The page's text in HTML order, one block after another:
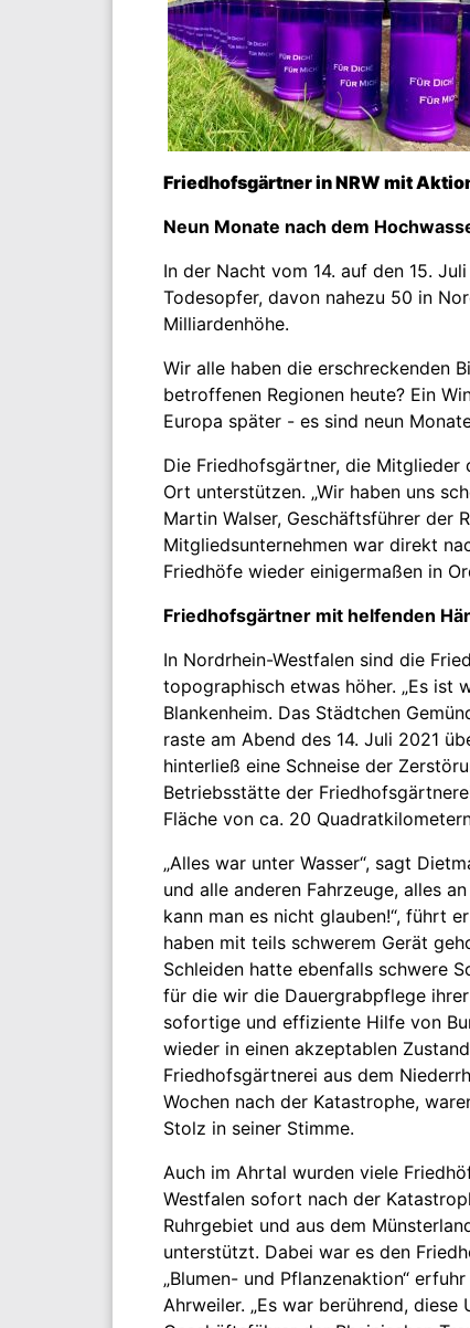
Friedhofsgärtner in NRW mit
Neun Monate nach dem
In der Nacht vom 14. auf den 15.
Todesopfer, davon nahezu 50 in
Milliardenhöhe.
Wir alle haben die erschreckenden
betroffenen Regionen heute? Ein
Europa später - es sind neun
Die Friedhofsgärtner, die Mitglieder
Ort unterstützen. „Wir haben uns
Martin Walser, Geschäftsführer der
Mitgliedsunternehmen war direkt
Friedhöfe wieder einigermaßen in
Friedhofsgärtner mit helfenden
In Nordrhein-Westfalen sind die
topographisch etwas höher. „Es ist
Blankenheim. Das Städtchen
raste am Abend des 14. Juli 2021
hinterließ eine Schneise der
Betriebsstätte der
Fläche von ca. 20
„Alles war unter Wasser“, sagt
und alle anderen Fahrzeuge, alles
kann man es nicht glauben!“, führt
haben mit teils schwerem Gerät
Schleiden hatte ebenfalls schwere
für die wir die Dauergrabpflege
sofortige und effiziente Hilfe von
wieder in einen akzeptablen
Friedhofsgärtnerei aus dem
Wochen nach der Katastrophe,
Stolz in seiner Stimme.
Auch im Ahrtal wurden viele
Westfalen sofort nach der
Ruhrgebiet und aus dem
unterstützt. Dabei war es den
„Blumen- und Pflanzenaktion“
Ahrweiler. „Es war berührend,